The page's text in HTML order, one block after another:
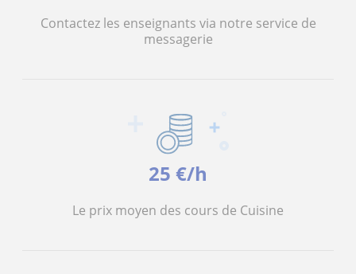
Contactez les enseignants via notre service de
messagerie
25 €/h
Le prix moyen des cours de Cuisine